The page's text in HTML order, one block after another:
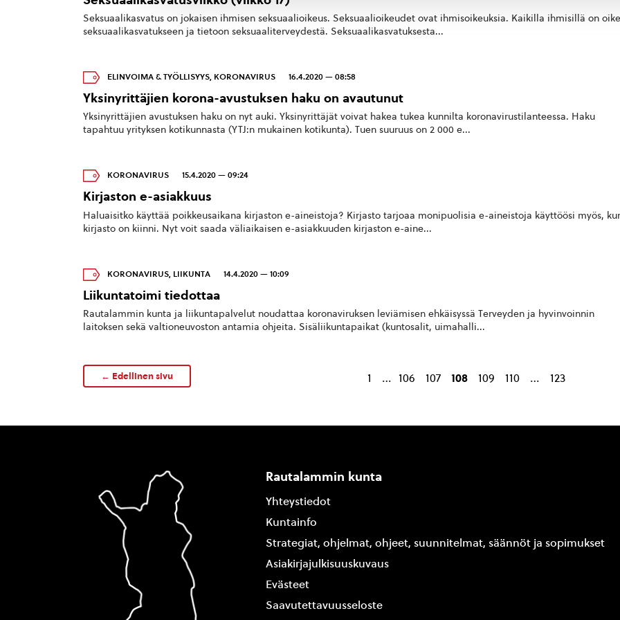
Seksuaalikasvatus on jokaisen ihmisen seksuaalioikeus. Seksuaalioikeudet ovat ihmisoikeuksia. Kaikilla ihmisillä on
seksuaalikasvatukseen ja tietoon seksuaaliterveydestä. Seksuaalikasvatuksesta...
ELINVOIMA & TYÖLLISYYS, KORONAVIRUS 16.4.2020 — 08:58
Yksinyrittäjien korona-avustuksen haku on avautunut
Yksinyrittäjien avustuksen haku on nyt auki. Yksinyrittäjät voivat hakea tukea kunnilta koronavirustilanteessa. Haku
tapahtuu yrityksen kotikunnasta (YTJ:n mukainen kotikunta). Tuen suuruus on 2 000 e...
KORONAVIRUS 15.4.2020 — 09:24
Kirjaston e-asiakkuus
Haluaisitko käyttää poikkeusaikana kirjaston e-aineistoja? Kirjasto tarjoaa monipuolisia e-aineistoja käyttöösi myös,
kirjasto on kiinni. Nyt voit saada väliaikaisen e-asiakkuuden kirjaston e-aine...
KORONAVIRUS, LIIKUNTA 14.4.2020 — 10:09
Liikuntatoimi tiedottaa
Rautalammin kunta ja liikuntapalvelut noudattaa koronaviruksen leviämisen ehkäisyssä Terveyden ja hyvinvoinnin
laitoksen sekä valtioneuvoston antamia ohjeita. Sisäliikuntapaikat (kuntosalit, uimahalli...
← Edellinen sivu 1 … 106 107 108 109 110 … 123
Rautalammin kunta
Yhteystiedot
Kuntainfo
Strategiat, ohjelmat, ohjeet, suunnitelmat, säännöt ja sopimukset
Asiakirjajulkisuuskuvaus
Evästeet
Saavutettavuusseloste